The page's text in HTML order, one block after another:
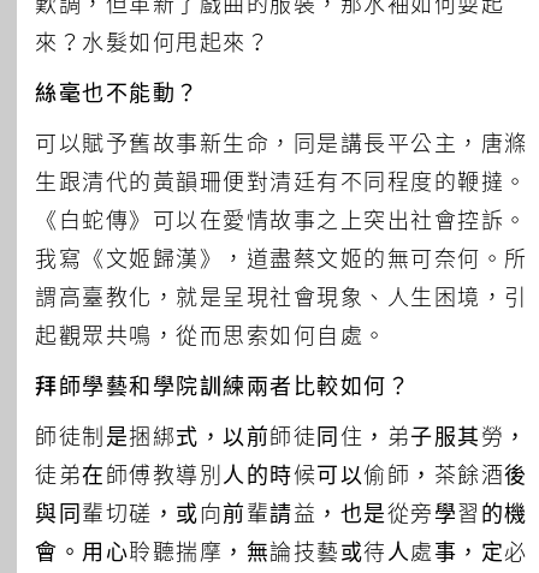
來？水髮如何甩起來？
絲毫也不能動？
可以賦予舊故事新生命，同是講長平公主，唐滌
生跟清代的黃韻珊便對清廷有不同程度的鞭撻。
《白蛇傳》可以在愛情故事之上突出社會控訴。
我寫《文姬歸漢》，道盡蔡文姬的無可奈何。所
謂高臺教化，就是呈現社會現象、人生困境，引
起觀眾共鳴，從而思索如何自處。
拜師學藝和學院訓練兩者比較如何？
師徒制是捆綁式，以前師徒同住，弟子服其勞，
徒弟在師傅教導別人的時候可以偷師，茶餘酒後
與同輩切磋，或向前輩請益，也是從旁學習的機
會。用心聆聽揣摩，無論技藝或待人處事，定必